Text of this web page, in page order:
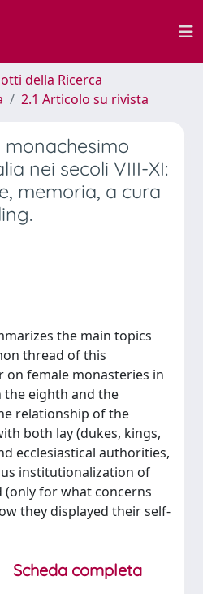
della Ricerca
2.1 Articolo su rivista
monachesimo
nei secoli VIII-XI:
memoria, a cura
the main topics
thread of this
on female monasteries in
the eighth and the
relationship of the
both lay (dukes, kings,
ecclesiastical authorities,
institutionalization of
(only for what concerns
they displayed their self-
Scheda completa